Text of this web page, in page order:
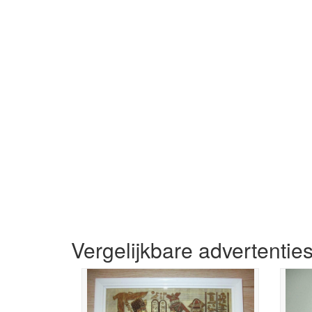
Vergelijkbare